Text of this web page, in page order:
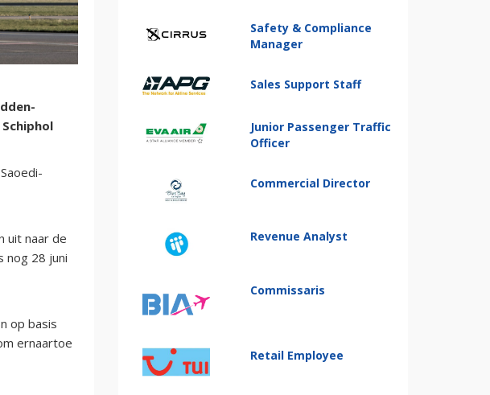
uit naar de
nog 28 juni
op basis
ernaartoe
Safety & Compliance
Manager
Sales Support Staff
Junior Passenger Traffic
Officer
Commercial Director
Revenue Analyst
Commissaris
Retail Employee